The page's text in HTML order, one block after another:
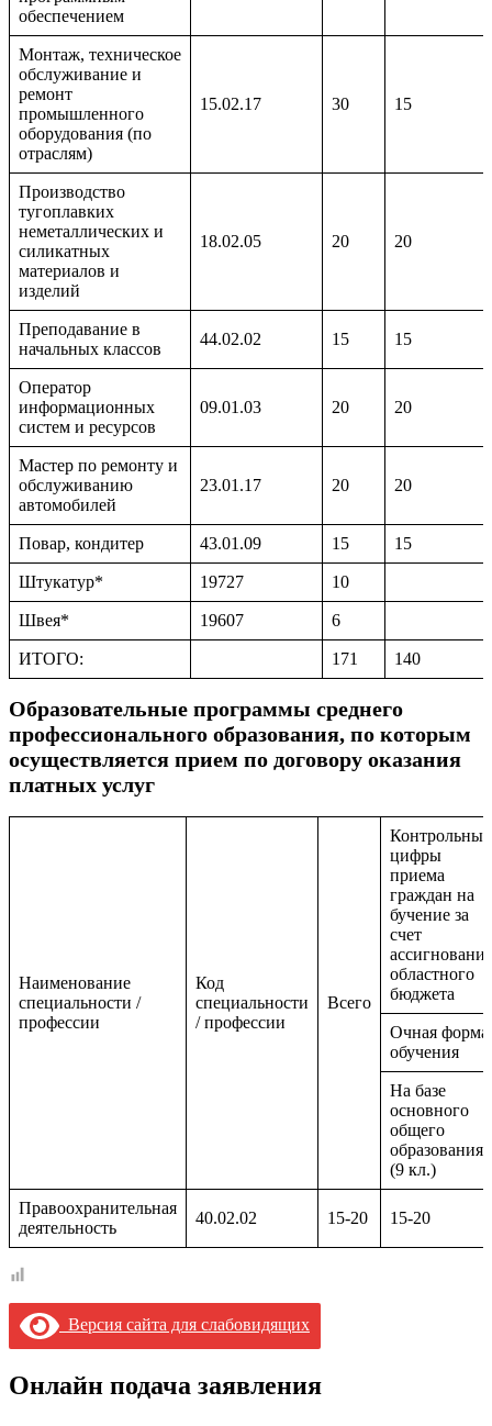
обеспечением
Монтаж, техническое
обслуживание и
ремонт
промышленного
оборудования (по
отраслям)
15.02.17 30 15
Производство
тугоплавких
неметаллических и
силикатных
материалов и
изделий
18.02.05 20 20
Преподавание в
начальных классов
44.02.02 15 15
Оператор
информационных
систем и ресурсов
09.01.03 20 20
Мастер по ремонту и
обслуживанию
автомобилей
23.01.17 20 20
Повар, кондитер 43.01.09 15 15
Штукатур* 19727 10
Швея* 19607 6
ИТОГО: 171 140
Образовательные программы среднего
профессионального образования, по которым
осуществляется прием по договору оказания
платных услуг
Наименование
специальности /
профессии
Код
специальности
/ профессии
Всего
Контрольные
цифры
приема
граждан на
бучение за
счет
областного
бюджета
Очная форма
обучения
На базе
основного
общего
образования
(9 кл.)
Правоохранительная
деятельность
40.02.02 15-20 15-20
Версия сайта для слабовидящих
Онлайн подача заявления